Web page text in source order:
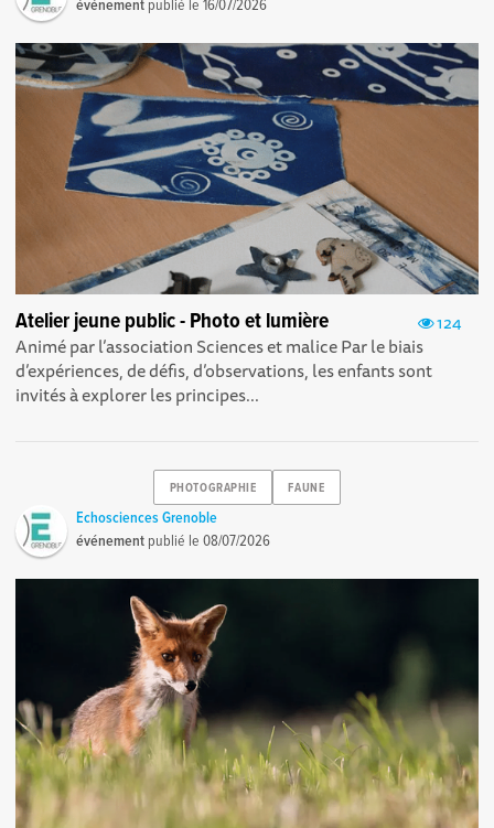
événement publié le16/07/2026
124
Atelier jeune public - Photo et lumière
Animé par l’association Sciences et malice Par le biais
d’expériences, de défis, d’observations, les enfants sont
invités à explorer les principes...
PHOTOGRAPHIE FAUNE
Echosciences Grenoble
événement publié le08/07/2026